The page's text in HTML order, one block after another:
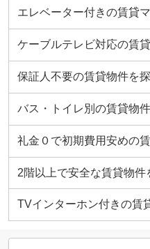
エレベーター付きの賃貸
ケーブルテレビ対応の賃
保証人不要の賃貸物件を
バス・トイレ別の賃貸物
礼金０で初期費用安めの
2階以上で安全な賃貸物件
TVインターホン付きの賃